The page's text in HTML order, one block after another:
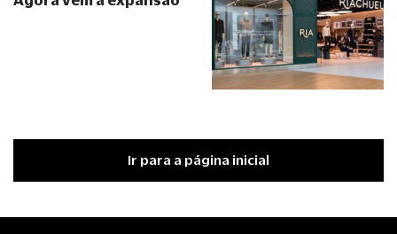
Ir para a página inicial